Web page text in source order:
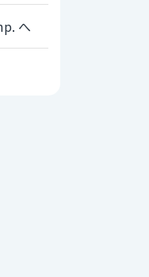
へ